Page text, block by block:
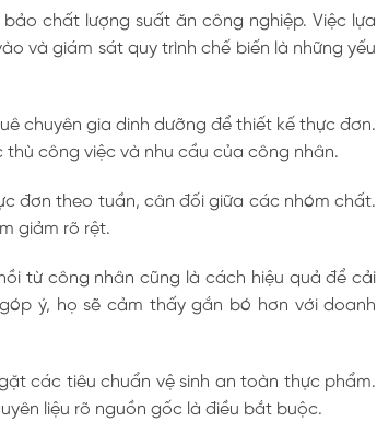
chất lượng suất ăn công nghiệp. Việc lựa
và giám sát quy trình chế biến là những yếu
chuyên gia dinh dưỡng để thiết kế thực đơn.
công việc và nhu cầu của công nhân.
đơn theo tuần, cân đối giữa các nhóm chất.
giảm rõ rệt.
từ công nhân cũng là cách hiệu quả để cải
ý, họ sẽ cảm thấy gắn bó hơn với doanh
các tiêu chuẩn vệ sinh an toàn thực phẩm.
liệu rõ nguồn gốc là điều bắt buộc.